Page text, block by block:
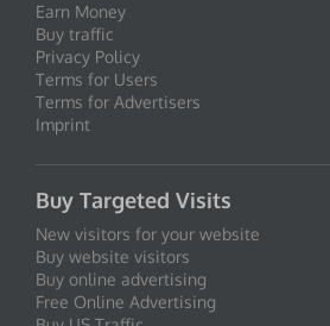
Earn Money
Buy traffic
Privacy Policy
Terms for Users
Terms for Advertisers
Imprint
Buy Targeted Visits
New visitors for your website
Buy website visitors
Buy online advertising
Free Online Advertising